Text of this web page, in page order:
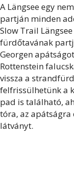
A Längsee egy
partján minden
Slow Trail
fürdőtavának
Georgen
Rottenstein
vissza a
felfrissülhetünk a
pad is található,
tóra, az apátságra
látványt.